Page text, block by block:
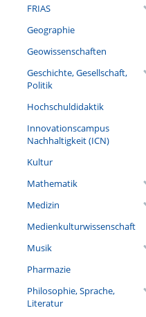
FRIAS
Geographie
Geowissenschaften
Geschichte, Gesellschaft,
Politik
Hochschuldidaktik
Innovationscampus
Nachhaltigkeit (ICN)
Kultur
Mathematik
Medizin
Medienkulturwissenschaft
Musik
Pharmazie
Philosophie, Sprache,
Literatur